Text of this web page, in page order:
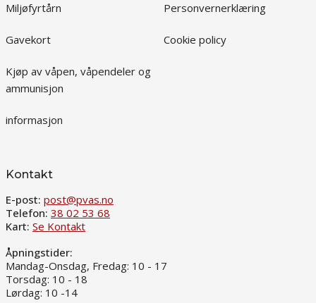
Miljøfyrtårn
Gavekort
Kjøp av våpen, våpendeler og
ammunisjon
informasjon
Personvernerklæring
Cookie policy
Kontakt
E-post: post@pvas.no
Telefon: 38 02 53 68
Kart: Se Kontakt
Åpningstider:
Mandag-Onsdag, Fredag: 10 - 17
Torsdag: 10 - 18
Lørdag: 10 -14